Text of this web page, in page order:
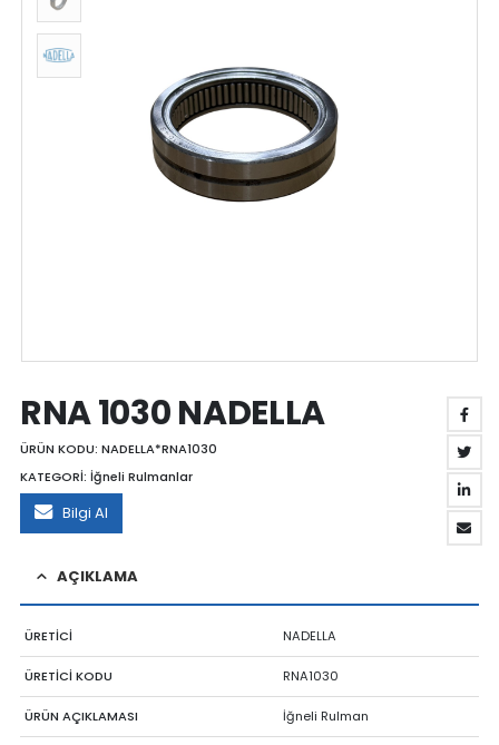
RNA 1030 NADELLA
ÜRÜN KODU: NADELLA*RNA1030
KATEGORİ: İğneli Rulmanlar
Bilgi Al
AÇIKLAMA
ÜRETİCİ NADELLA
ÜRETİCİ KODU RNA1030
ÜRÜN AÇIKLAMASI İğneli Rulman